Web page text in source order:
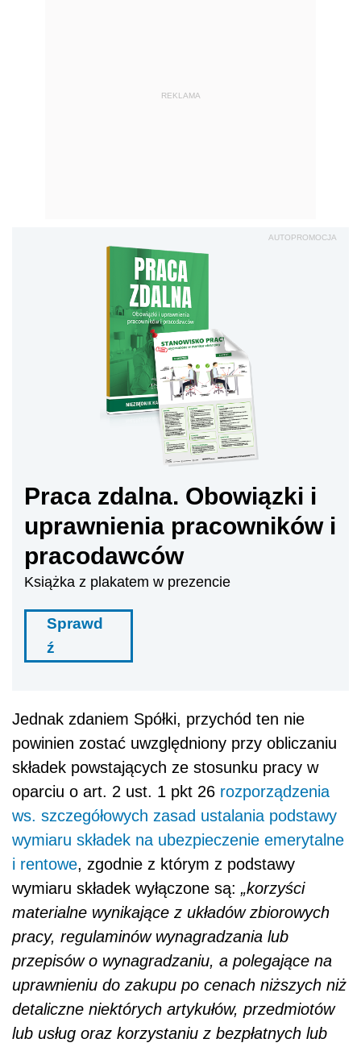
REKLAMA
AUTOPROMOCJA
Praca zdalna. Obowiązki i
uprawnienia pracowników i
pracodawców
Książka z plakatem w prezencie
Sprawd
ź
Jednak zdaniem Spółki, przychód ten nie
powinien zostać uwzględniony przy obliczaniu
składek powstających ze stosunku pracy w
oparciu o art. 2 ust. 1 pkt 26 rozporządzenia
ws. szczegółowych zasad ustalania podstawy
wymiaru składek na ubezpieczenie emerytalne
i rentowe, zgodnie z którym z podstawy
wymiaru składek wyłączone są: „korzyści
materialne wynikające z układów zbiorowych
pracy, regulaminów wynagradzania lub
przepisów o wynagradzaniu, a polegające na
uprawnieniu do zakupu po cenach niższych niż
detaliczne niektórych artykułów, przedmiotów
lub usług oraz korzystaniu z bezpłatnych lub